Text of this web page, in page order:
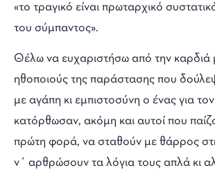
«το τραγικό είναι πρωταρχικό
του σύμπαντος».
Θέλω να ευχαριστήσω από την καρδιά
ηθοποιούς της παράστασης που
με αγάπη κι εμπιστοσύνη ο ένας για
κατόρθωσαν, ακόμη και αυτοί που
πρώτη φορά, να σταθούν με θάρρος
ν΄ αρθρώσουν τα λόγια τους απλά κι